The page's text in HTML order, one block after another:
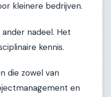
kleinere bedrijven.
nadeel. Het
kennis.
die zowel van
en